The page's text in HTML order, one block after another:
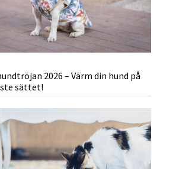
2026 – Värm din hund på
sättet!